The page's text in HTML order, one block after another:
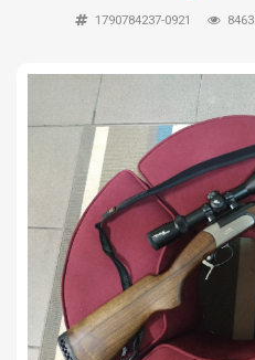
ARMAS CORTAS
TIRO Y COMPETICIÓN
AIRE COMPRIMIDO
OTRAS ARMAS
ACCESORIOS
1790784237-0921 8463